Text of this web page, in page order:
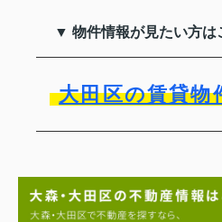
▼ 物件情報が見たい方
大田区の賃貸物